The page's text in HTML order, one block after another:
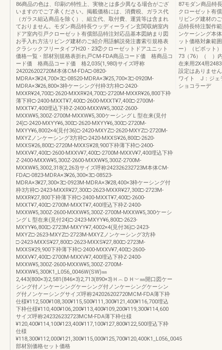
86商品の色は、印刷の特性上、実物とは多少異なる場合がござ
いますのでご了承ください。掲載価格には、消費税、ガラス代
（ガラス組込商品を除く）、組立代、取付費、運賃等は含まれ
ておりません。モダン商品特長ウッディーライン玄関収納室内
ドア室内引戸クローゼット有償部品特注対応品基本図納まり図
お手入れ方法リビング建材のご紹介用語解説発注書索引規格表
クラシックフリータイプH20・23②クローゼットドアユニット
価格一覧・部材別規格表折れ戸CM-FDA商品コード価 格商品コ
ード価 格商品コード価 格2,035(1,980)サイズ呼称
242026202720M本体CM-FDA□-0820-
MDRA×3¥24,700×3□-08520-MDRA×3¥25,700×3□-0920M-
MDRA×3¥26,800×3枠ケーシング付枠3方枠□-2420-
MXXR¥24,700□-2620-MXXR¥24,700□-2720M-MXXR¥26,800下枠
薄下枠□-2400-MXXT¥7,400□-2600-MXXT¥7,400□-2700M-
MXXT¥7,400埋込下枠Z-2400-MXXW¥5,300Z-2600-
MXXW¥5,300Z-2700M-MXXW¥5,300ケーシングＬ型在来(見付
24)□-2420-MXYY¥6,300□-2620-MXYY¥6,300□-2720M-
MXYY¥6,8002×4(見付36)□-2420-MXYZ□-2620-MXYZ□-2720M-
MXYZノンケーシング3方枠□-2420-MXXS¥26,800□-2620-
MXXS¥26,800□-2720M-MXXS¥28,900下枠薄下枠□-2400-
MXXV¥7,400□-2600-MXXV¥7,400□-2700M-MXXV¥7,400埋込下枠
Z-2400-MXXW¥5,300Z-2600-MXXW¥5,300Z-2700M-
MXXW¥5,3002,318(2,263)サイズ呼称242326232723M本体CM-
FDA□-0823-MDRA×3¥26,300×3□-08523-
MDRA×3¥27,300×3□-0923M-MDRA×3¥28,400×3枠ケーシング付
枠3方枠□-2423-MXXR¥27,300□-2623-MXXR¥27,300□-2723M-
MXXR¥27,800下枠薄下枠□-2400-MXXT¥7,400□-2600-
MXXT¥7,400□-2700M-MXXT¥7,400埋込下枠Z-2400-
MXXW¥5,300Z-2600-MXXW¥5,300Z-2700M-MXXW¥5,300ケーシ
ングＬ型在来(見付24)□-2423-MXYY¥6,800□-2623-
MXYY¥6,800□-2723M-MXYY¥7,4002×4(見付36)□-2423-
MXYZ□-2623-MXYZ□-2723M-MXYZノンケーシング3方枠
□-2423-MXXS¥27,800□-2623-MXXS¥27,800□-2723M-
MXXS¥29,900下枠薄下枠□-2400-MXXV¥7,400□-2600-
MXXV¥7,400□-2700M-MXXV¥7,400埋込下枠Z-2400-
MXXW¥5,300Z-2600-MXXW¥5,300Z-2700M-
MXXW¥5,300K1_L056_0046W(SW)㎜
2,443(800×3)2,581(846×3)2,713(890×3)Ｈ︵ＤＨ︶㎜開口図ケー
シング付ノンケーシングケーシング付ノンケーシングケーシン
グ付ノンケーシングサイズ呼称242026202720MCM-FDA薄下枠
仕様¥112,500¥108,300¥115,500¥111,300¥121,400¥116,700埋込
下枠仕様¥110,400¥106,200¥113,400¥109,200¥119,300¥114,600
サイズ呼称242326232723MCM-FDA薄下枠仕様
¥120,400¥114,100¥123,400¥117,100¥127,800¥122,500埋込下枠
仕様
¥118,300¥112,000¥121,300¥115,000¥125,700¥120,400K1_L056_0045
部材別価格セット価格
87モダン商品特
クローゼット有
リビング建材の
品特長特注製作
ンケーシング本
ット価格対象範
ー）（ピボット
73（76）（ ）内
在来用2X4用
設定はありませ
ワイト J：ジェ
ショコラーデ